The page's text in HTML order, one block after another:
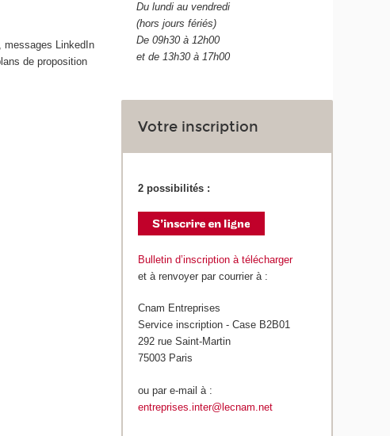
messages LinkedIn
de proposition
Du lundi au vendredi
(hors jours fériés)
De 09h30 à 12h00
et de 13h30 à 17h00
Votre inscription
2 possibilités :
Bulletin d’inscription à télécharger
et à renvoyer par courrier à :
Cnam Entreprises
Service inscription - Case B2B01
292 rue Saint-Martin
75003 Paris
ou par e-mail à :
entreprises.inter@lecnam.net